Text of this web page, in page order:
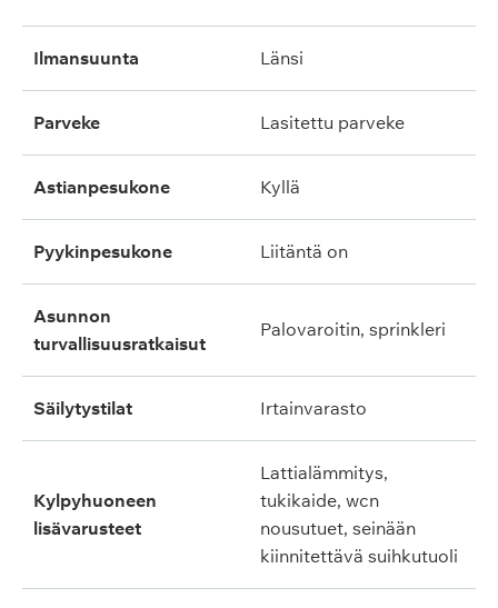
ilmansuunta länsi
parveke lasitettu parveke
astianpesukone kyllä
pyykinpesukone liitäntä on
asunnon
turvallisuusratkaisut
palovaroitin, sprinkleri
säilytystilat irtainvarasto
kylpyhuoneen
lisävarusteet
lattialämmitys,
tukikaide, wcn
nousutuet, seinään
kiinnitettävä suihkutuoli